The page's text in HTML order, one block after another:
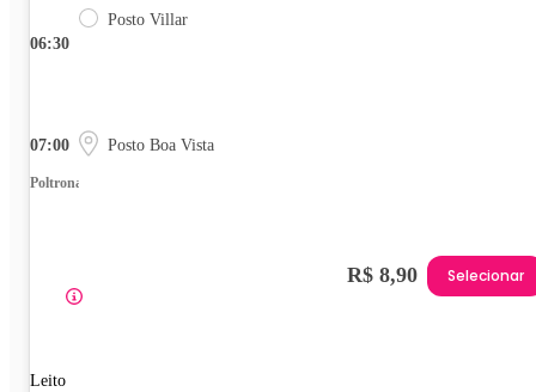
06:30
Posto Villar
07:00 Posto Boa Vista
Poltrona
Leito
R$ 8,90 Selecionar